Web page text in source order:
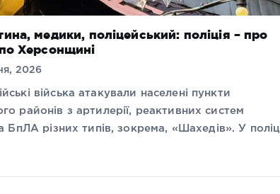
медики, поліцейський: поліція – про
Херсонщині
2026
війська атакували населені пункти
районів з артилерії, реактивних систем
БпЛА різних типів, зокрема, «Шахедів». У